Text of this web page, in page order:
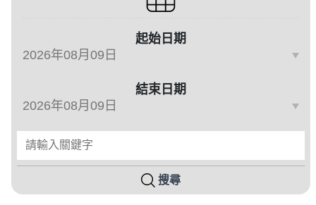
起始日期
結束日期
請輸入關鍵字
搜尋